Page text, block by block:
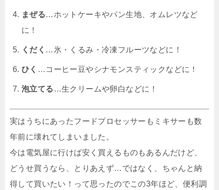
まぜる…ホットケーキやパン生地、オムレツなど
に！
くだく …氷・くるみ・冷凍フルーツなどに！
ひく …コーヒー豆やシナモンスティックなどに！
泡立てる …生クリームや卵白などに！
実はうちにあったフードプロセッサーもミキサーも数
年前に壊れてしまいました。
今は電気屋に行けば安く買えるものもあるんだけど、
どうせ買うなら、とりあえず…ではなく、ちゃんと納
得して買いたい！って思ったのでこの3年ほど、便利調